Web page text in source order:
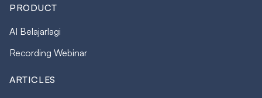
PRODUCT
AI Belajarlagi
Recording Webinar
ARTICLES